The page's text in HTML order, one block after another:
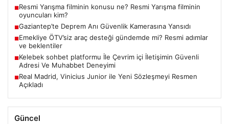
■Resmi Yarışma filminin konusu ne? Resmi Yarışma filminin
oyuncuları kim?
■Gaziantep’te Deprem Anı Güvenlik Kamerasına Yansıdı
■Emekliye ÖTV’siz araç desteği gündemde mi? Resmi adımlar
ve beklentiler
■Kelebek sohbet platformu İle Çevrim içi İletişimin Güvenli
Adresi Ve Muhabbet Deneyimi
■Real Madrid, Vinicius Junior ile Yeni Sözleşmeyi Resmen
Açıkladı
Güncel